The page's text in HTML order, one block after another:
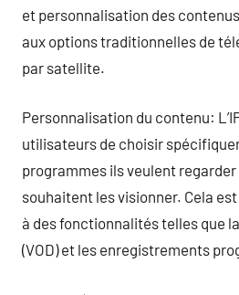
et personnalisation des
aux options traditionnelles de
par satellite.
Personnalisation du contenu:
utilisateurs de choisir
programmes ils veulent
souhaitent les visionner. Cela
à des fonctionnalités telles que
(VOD) et les enregistrements